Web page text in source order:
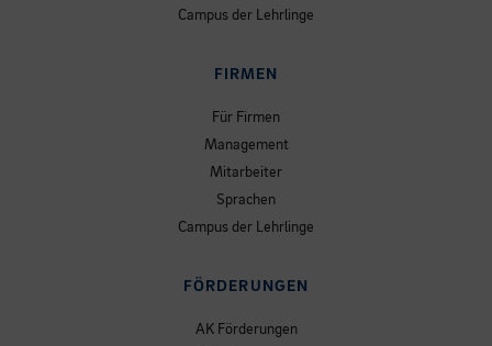
Campus der Lehrlinge
FIRMEN
Für Firmen
Management
Mitarbeiter
Sprachen
Campus der Lehrlinge
FÖRDERUNGEN
AK Förderungen